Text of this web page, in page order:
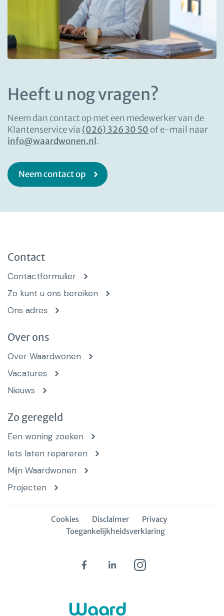
Heeft u nog vragen?
Neem dan contact op met een medewerker van de
Klantenservice via (026) 326 30 50 of e-mail naar
info@waardwonen.nl .
Neem contact op
Contact
Contactformulier
Zo kunt u ons bereiken
Ons adres
Over ons
Over Waardwonen
Vacatures
Nieuws
Zo geregeld
Een woning zoeken
Iets laten repareren
Mijn Waardwonen
Projecten
Cookies Disclaimer
Privacy
Toegankelijkheidsverklaring